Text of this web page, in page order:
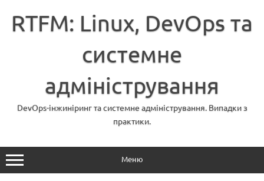
вмістуRTFM: Linux, DevOps та
системне
адміністрування
DevOps-інжиніринг та системне адміністрування. Випадки з
практики.
Меню